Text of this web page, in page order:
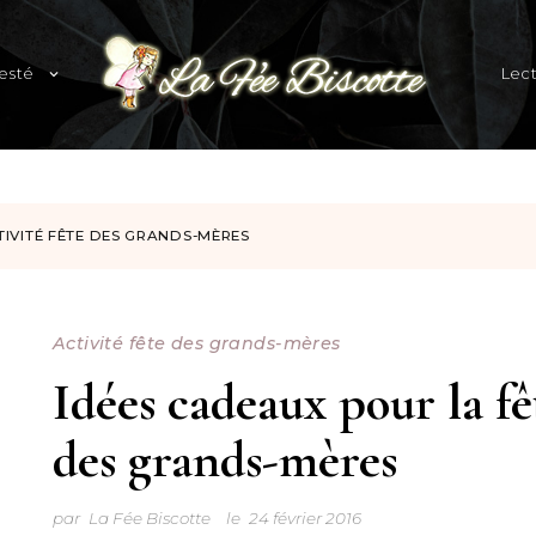
child
Blog familial et lifestyle
FÊTE DES GRANDS-MÈRES
Activité fête des grands-mères
Idées cadeaux pour la
des grands-mères
par La Fée Biscotte le 24 février 2016